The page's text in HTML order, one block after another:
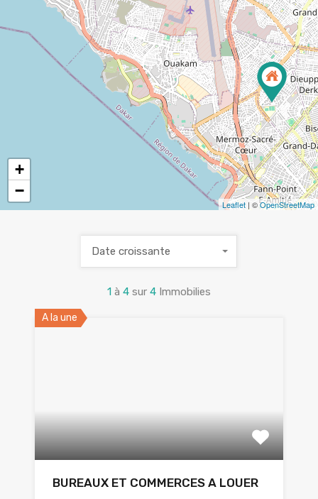
+
−
Leaflet | ©OpenStreetMap
1 à 4 sur 4 Immobilies
Date croissante
A la une
BUREAUX ET COMMERCES A LOUER